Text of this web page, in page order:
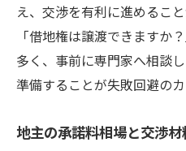
え、交渉を有利に進めるこ
「借地権は譲渡できますか
多く、事前に専門家へ相談
準備することが失敗回避のカ
地主の承諾料相場と交渉